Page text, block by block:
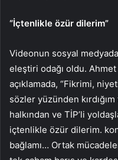
“İçtenlikle özür dilerim”
Videonun sosyal medyada
eleştiri odağı oldu. Ahmet
açıklamada, “Fikrimi,
sözler yüzünden
halkından ve TİP’li
içtenlikle özür dilerim.
bağlamı… Ortak